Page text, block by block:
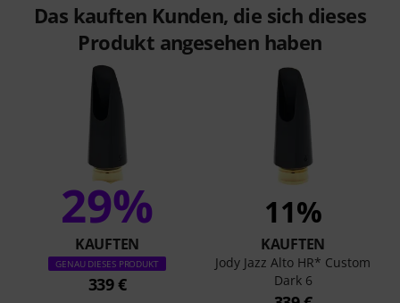
Das kauften Kunden, die sich dieses
Produkt angesehen haben
29%
KAUFTEN
GENAU DIESES PRODUKT
339 €
11%
KAUFTEN
Jody Jazz Alto HR* Custom
Dark 6